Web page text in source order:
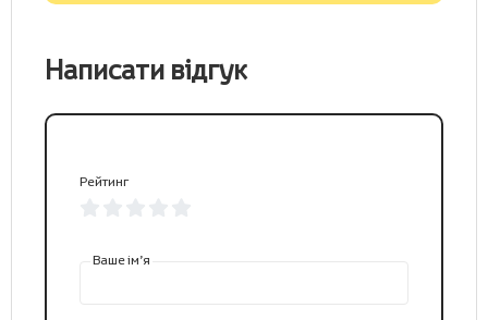
Написати відгук
Рейтинг
Ваше ім’я